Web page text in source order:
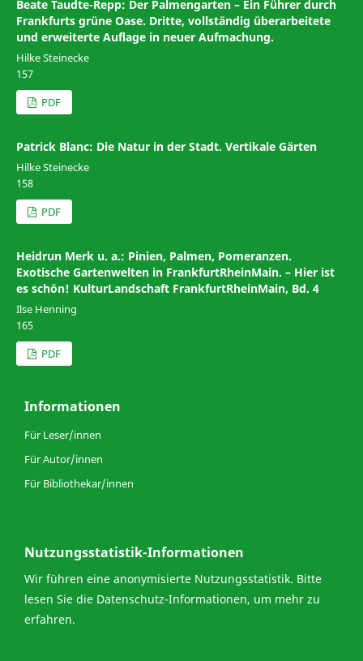
Beate Taudte-Repp: Der Palmengarten – Ein Führer durch
Frankfurts grüne Oase. Dritte, vollständig überarbeitete
und erweiterte Auflage in neuer Aufmachung.
Hilke Steinecke
157
PDF
Patrick Blanc: Die Natur in der Stadt. Vertikale Gärten
Hilke Steinecke
158
PDF
Heidrun Merk u. a.: Pinien, Palmen, Pomeranzen.
Exotische Gartenwelten in FrankfurtRheinMain. – Hier ist
es schön! KulturLandschaft FrankfurtRheinMain, Bd. 4
Ilse Henning
165
PDF
Informationen
Für Leser/innen
Für Autor/innen
Für Bibliothekar/innen
Nutzungsstatistik-Informationen
Wir führen eine anonymisierte Nutzungsstatistik. Bitte
lesen Sie die Datenschutz-Informationen, um mehr zu
erfahren.